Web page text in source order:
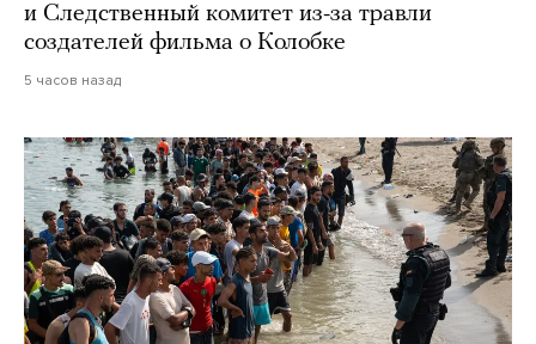
и Следственный комитет из-за травли
создателей фильма о Колобке
5 часов назад